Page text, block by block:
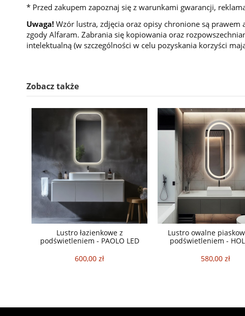
* Przed zakupem zapoznaj się z warunkami gwarancji,
Uwaga! Wzór lustra, zdjęcia oraz opisy chronione są
zgody Alfaram. Zabrania się kopiowania oraz
intelektualną (w szczególności w celu pozyskania korzyści
Zobacz także
Lustro łazienkowe z
podświetleniem - PAOLO LED
600,00 zł
Lustro owalne
podświetleniem -
580,00 zł